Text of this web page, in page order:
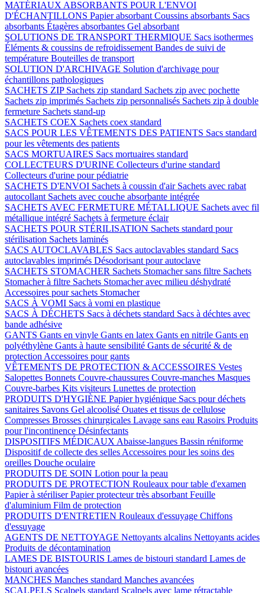
MATÉRIAUX ABSORBANTS POUR L'ENVOI
D'ÉCHANTILLONS Papier absorbant Coussins absorbants Sacs
absorbants Étagères absorbantes Gel absorbant
SOLUTIONS DE TRANSPORT THERMIQUE Sacs isothermes
Éléments & coussins de refroidissement Bandes de suivi de
température Bouteilles de transport
SOLUTION D'ARCHIVAGE Solution d'archivage pour
échantillons pathologiques
SACHETS ZIP Sachets zip standard Sachets zip avec pochette
Sachets zip imprimés Sachets zip personnalisés Sachets zip à double
fermeture Sachets stand-up
SACHETS COEX Sachets coex standard
SACS POUR LES VÊTEMENTS DES PATIENTS Sacs standard
pour les vêtements des patients
SACS MORTUAIRES Sacs mortuaires standard
COLLECTEURS D'URINE Collecteurs d'urine standard
Collecteurs d'urine pour pédiatrie
SACHETS D'ENVOI Sachets à coussin d'air Sachets avec rabat
autocollant Sachets avec couche absorbante intégrée
SACHETS AVEC FERMETURE MÉTALLIQUE Sachets avec fil
métallique intégré Sachets à fermeture éclair
SACHETS POUR STÉRILISATION Sachets standard pour
stérilisation Sachets laminés
SACS AUTOCLAVABLES Sacs autoclavables standard Sacs
autoclavables imprimés Désodorisant pour autoclave
SACHETS STOMACHER Sachets Stomacher sans filtre Sachets
Stomacher à filtre Sachets Stomacher avec milieu déshydraté
Accessoires pour sachets Stomacher
SACS À VOMI Sacs à vomi en plastique
SACS À DÉCHETS Sacs à déchets standard Sacs à déchtes avec
bande adhésive
GANTS Gants en vinyle Gants en latex Gants en nitrile Gants en
polyéthylène Gants à haute sensibilité Gants de sécurité & de
protection Accessoires pour gants
VÊTEMENTS DE PROTECTION & ACCESSOIRES Vestes
Salopettes Bonnets Couvre-chaussures Couvre-manches Masques
Couvre-barbes Kits visiteurs Lunettes de protection
PRODUITS D'HYGIÈNE Papier hygiénique Sacs pour déchets
sanitaires Savons Gel alcoolisé Ouates et tissus de cellulose
Compresses Brosses chirurgicales Lavage sans eau Rasoirs Produits
pour l'incontinence Désinfectants
DISPOSITIFS MÉDICAUX Abaisse-langues Bassin réniforme
Dispositif de collecte des selles Accessoires pour les soins des
oreilles Douche oculaire
PRODUITS DE SOIN Lotion pour la peau
PRODUITS DE PROTECTION Rouleaux pour table d'examen
Papier à stériliserPapier protecteur très absorbant Feuille
d'aluminium Film de protection
PRODUITS D'ENTRETIEN Rouleaux d'essuyage Chiffons
d'essuyage
AGENTS DE NETTOYAGE Nettoyants alcalins Nettoyants acides
Produits de décontamination
LAMES DE BISTOURIS Lames de bistouri standard Lames de
bistouri avancées
MANCHES Manches standard Manches avancées
SCALPELS Scalpels standard Scalpels avec lame rétractable